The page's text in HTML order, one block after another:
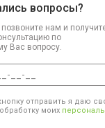
вопросы?
нам и
по
Вас вопросу.
отправить я даю
моих